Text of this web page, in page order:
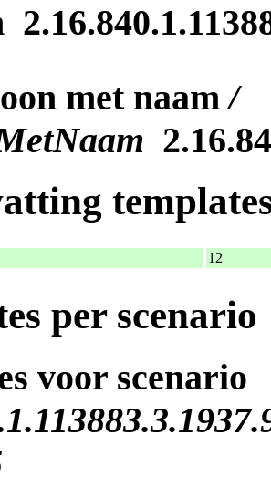
met naam/
12
per scenario
voor scenario